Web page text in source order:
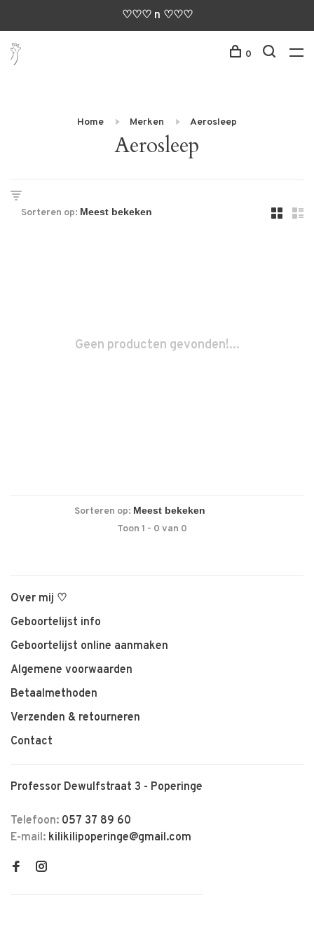
♡♡♡ n ♡♡♡
0
Home Merken Aerosleep
Aerosleep
Sorteren op:
Geen producten gevonden!...
Sorteren op:
Toon 1 - 0 van 0
Over mij ♡
Geboortelijst info
Geboortelijst online aanmaken
Algemene voorwaarden
Betaalmethoden
Verzenden & retourneren
Contact
Professor Dewulfstraat 3 - Poperinge
Telefoon: 057 37 89 60
E-mail: kilikilipoperinge@gmail.com